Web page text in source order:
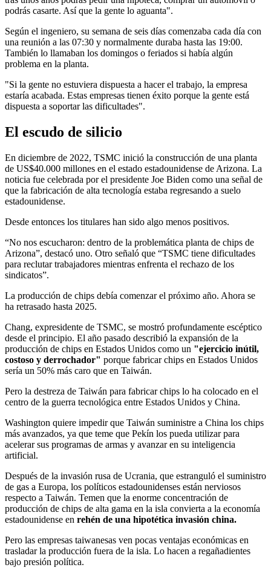
podrás casarte. Así que la gente lo aguanta".
Según el ingeniero, su semana de seis días comenzaba cada día con
una reunión a las 07:30 y normalmente duraba hasta las 19:00.
También lo llamaban los domingos o feriados si había algún
problema en la planta.
"Si la gente no estuviera dispuesta a hacer el trabajo, la empresa
estaría acabada. Estas empresas tienen éxito porque la gente está
dispuesta a soportar las dificultades".
El escudo de silicio
En diciembre de 2022, TSMC inició la construcción de una planta
de US$40.000 millones en el estado estadounidense de Arizona. La
noticia fue celebrada por el presidente Joe Biden como una señal de
que la fabricación de alta tecnología estaba regresando a suelo
estadounidense.
Desde entonces los titulares han sido algo menos positivos.
“No nos escucharon: dentro de la problemática planta de chips de
Arizona”, destacó uno. Otro señaló que “TSMC tiene dificultades
para reclutar trabajadores mientras enfrenta el rechazo de los
sindicatos”.
La producción de chips debía comenzar el próximo año. Ahora se
ha retrasado hasta 2025.
Chang, expresidente de TSMC, se mostró profundamente escéptico
desde el principio. El año pasado describió la expansión de la
producción de chips en Estados Unidos como un "ejercicio inútil,
costoso y derrochador" porque fabricar chips en Estados Unidos
sería un 50% más caro que en Taiwán.
Pero la destreza de Taiwán para fabricar chips lo ha colocado en el
centro de la guerra tecnológica entre Estados Unidos y China.
Washington quiere impedir que Taiwán suministre a China los chips
más avanzados, ya que teme que Pekín los pueda utilizar para
acelerar sus programas de armas y avanzar en su inteligencia
artificial.
Después de la invasión rusa de Ucrania, que estranguló el suministro
de gas a Europa, los políticos estadounidenses están nerviosos
respecto a Taiwán. Temen que la enorme concentración de
producción de chips de alta gama en la isla convierta a la economía
estadounidense en rehén de una hipotética invasión china.
Pero las empresas taiwanesas ven pocas ventajas económicas en
trasladar la producción fuera de la isla. Lo hacen a regañadientes
bajo presión política.